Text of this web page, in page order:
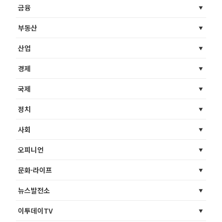
금융
부동산
산업
경제
국제
정치
사회
오피니언
문화·라이프
뉴스발전소
이투데이TV